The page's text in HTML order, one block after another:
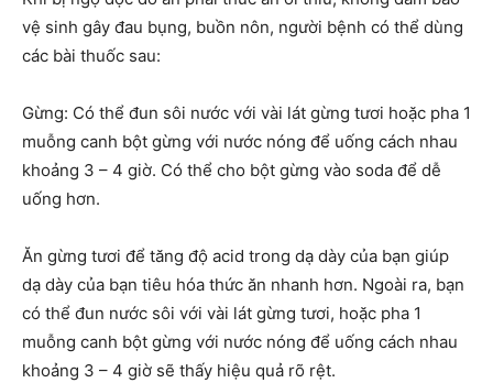
vệ sinh gây đau bụng, buồn nôn, người bệnh có thể dùng
các bài thuốc sau:
Gừng: Có thể đun sôi nước với vài lát gừng tươi hoặc pha 1
muỗng canh bột gừng với nước nóng để uống cách nhau
khoảng 3 – 4 giờ. Có thể cho bột gừng vào soda để dễ
uống hơn.
Ăn gừng tươi để tăng độ acid trong dạ dày của bạn giúp
dạ dày của bạn tiêu hóa thức ăn nhanh hơn. Ngoài ra, bạn
có thể đun nước sôi với vài lát gừng tươi, hoặc pha 1
muỗng canh bột gừng với nước nóng để uống cách nhau
khoảng 3 – 4 giờ sẽ thấy hiệu quả rõ rệt.